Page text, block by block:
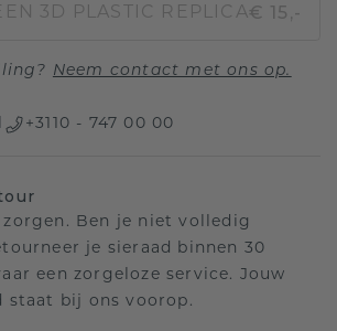
3D PLASTIC REPLICA€ 15,-
Neem contact met ons op.
+3110 - 747 00 00
zorgen. Ben je niet volledig
je sieraad binnen 30
een zorgeloze service. Jouw
staat bij ons voorop.